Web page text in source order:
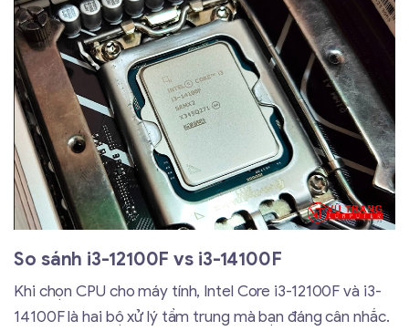
So sánh i3-12100F vs i3-14100F
Khi chọn CPU cho máy tính, Intel Core i3-12100F và i3-
14100F là hai bộ xử lý tầm trung mà bạn đáng cân nhắc.